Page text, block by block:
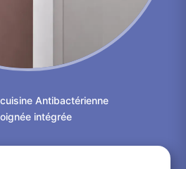
Antibactérienne
intégrée